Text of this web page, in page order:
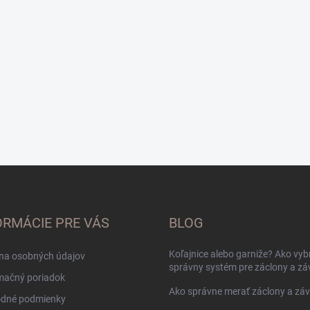
PRE VÁS
osobných údajov
poriadok
podmienky
BLOG
Koľajnice alebo garniže? Ako
správny systém pre záclony a
Ako správne merať záclony a